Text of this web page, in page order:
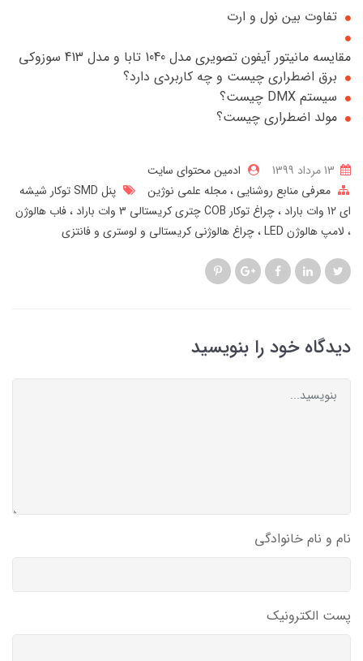
تفاوت بین نول و ارت
مقایسه مانیتور آیفون تصویری مدل 1040 تابا و مدل 413 سوزوکی
برق اضطراری چیست و چه کاربردی دارد؟
سیستم DMX چیست؟
مولد اضطراری چیست؟
ادمین محتوای سایت
معرفی منابع روشنایی مجله علمی نوژین
پنل SMD توکار شیشه
ای 12 وات باراد
چراغ توکار COB چتری کریستالی 3 وات باراد
فاب هالوژن
لامپ هالوژن LED
چراغ هالوژنی کریستالی و لوستری و فانتزی
دیدگاه خود را بنویسید
نام و نام خانوادگی
پست الکترونیک